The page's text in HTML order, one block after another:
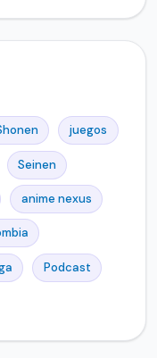
juegos
Seinen
anime nexus
Podcast